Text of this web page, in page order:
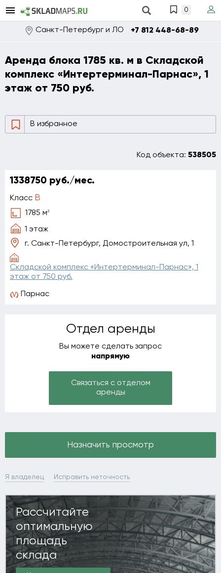
0
Санкт-Петербург и ЛО +7 812 448-68-89
Аренда блока 1785 кв. м в Складской
комплекс «Интертерминал-Парнас», 1
этаж от 750 руб.
В избранное
Код объекта: 538505
1338750 руб./мес.
Класс B
1785 м2
1 этаж
г. Санкт-Петербург, Домостроительная ул, 1
Складской комплекс «Интертерминал-Парнас», 1
этаж от 750 руб.
Парнас
Отдел аренды
Вы можете сделать запрос
напрямую
Связаться с отделом
аренды
Назначить просмотр
Я владелец Исправить неточность
Рассчитайте
оптимальную
площадь
склада